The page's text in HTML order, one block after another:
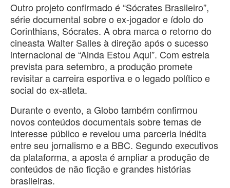
Outro projeto confirmado é “Sócrates Brasileiro”,
série documental sobre o ex-jogador e ídolo do
Corinthians, Sócrates. A obra marca o retorno do
cineasta Walter Salles à direção após o sucesso
internacional de “Ainda Estou Aqui”. Com estreia
prevista para setembro, a produção promete
revisitar a carreira esportiva e o legado político e
social do ex-atleta.
Durante o evento, a Globo também confirmou
novos conteúdos documentais sobre temas de
interesse público e revelou uma parceria inédita
entre seu jornalismo e a BBC. Segundo executivos
da plataforma, a aposta é ampliar a produção de
conteúdos de não ficção e grandes histórias
brasileiras.